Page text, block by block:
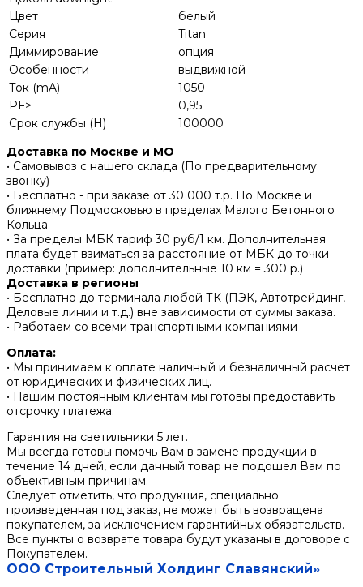
Цвет
белый
Серия
Titan
Диммирование
опция
Особенности
выдвижной
Ток (mA)
1050
PF>
0,95
Срок службы (H)
100000
Доставка по Москве и МО
• Самовывоз с нашего склада (По предварительному
звонку)
• Бесплатно - при заказе от 30 000 т.р. По Москве и
ближнему Подмосковью в пределах Малого Бетонного
Кольца
• За пределы МБК тариф 30 руб/1 км. Дополнительная
плата будет взиматься за расстояние от МБК до точки
доставки (пример: дополнительные 10 км = 300 р.)
Доставка в регионы
• Бесплатно до терминала любой ТК (ПЭК, Автотрейдинг,
Деловые линии и т.д.) вне зависимости от суммы заказа.
• Работаем со всеми транспортными компаниями
Оплата:
• Мы принимаем к оплате наличный и безналичный расчет
от юридических и физических лиц.
• Нашим постоянным клиентам мы готовы предоставить
отсрочку платежа.
Гарантия на светильники 5 лет.
Мы всегда готовы помочь Вам в замене продукции в
течение 14 дней, если данный товар не подошел Вам по
объективным причинам.
Следует отметить, что продукция, специально
произведенная под заказ, не может быть возвращена
покупателем, за исключением гарантийных обязательств.
Все пункты о возврате товара будут указаны в договоре с
Покупателем.
ООО Строительный Холдинг Славянский»